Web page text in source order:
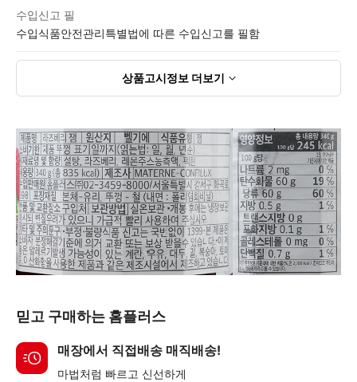
수입신고 필
수입식품안전관리특별법에 따른 수입신고를 필함
상품고시정보 더보기
믿고 구매하는 홈플러스
매장에서 직접배송 매직배송!
마법처럼 빠르고 신선하게